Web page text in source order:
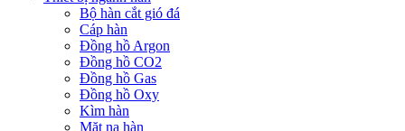
Bộ hàn cắt gió đá
Cáp hàn
Đồng hồ Argon
Đồng hồ CO2
Đồng hồ Gas
Đồng hồ Oxy
Kìm hàn
Mặt nạ hàn